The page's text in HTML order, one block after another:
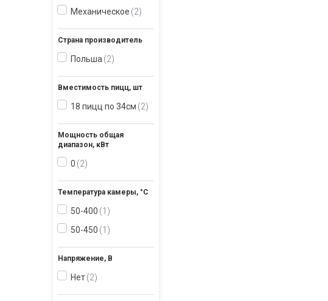
Механическое 2
Страна производитель
Польша 2
Вместимость пицц, шт
18 пицц по 34см 2
Мощность общая
диапазон, кВт
0 2
Температура камеры, °С
50-400 1
50-450 1
Напряжение, В
Нет 2